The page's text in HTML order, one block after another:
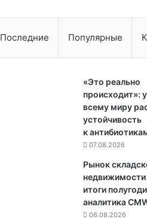
Последние Популярные
«Это реально
происходит»:
всему миру
устойчивость
к
07.08.2026
Рынок
итоги
аналитика
06.08.2026